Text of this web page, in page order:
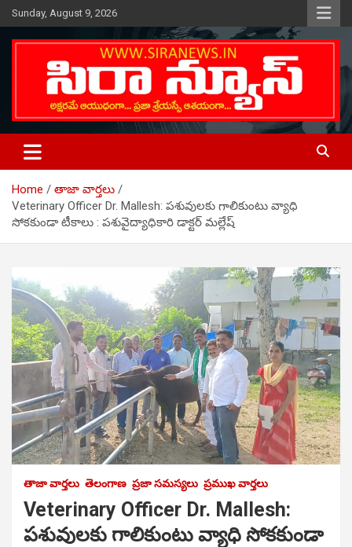
Skip
to
content
Sunday, August 9, 2026
SIRA NEWS
Telugu Online News Daily
Home
తాజా వార్తలు
Veterinary Officer Dr. Mallesh: పశువులకు గాలికుంటు వ్యాధి
సోకకుండా టీకాలు : ప‌శువైద్యాధికారి డాక్టర్ మల్లేష్
తాజా వార్తలు తెలంగాణ ప్రజా సమస్యలు ప్రముఖ వార్తలు
Veterinary Officer Dr. Mallesh:
పశువులకు గాలికుంటు వ్యాధి సోకకుండా